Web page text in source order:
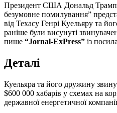
Президент США Дональд Трамп у середу надав “повне та
безумовне помилування”
від Техасу Генрі Куельяру та
раніше були висунуті
пише “Jornal-ExPress” із
Деталі
Куельяра та його дружину
$600 000 хабарів у схемах на
державної енергетичної